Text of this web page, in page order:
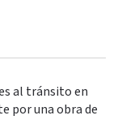
al tránsito en
por una obra de